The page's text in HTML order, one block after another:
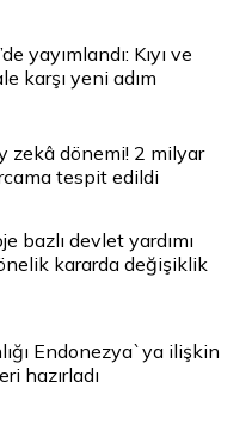
yayımlandı: Kıyı ve
karşı yeni adım
zekâ dönemi! 2 milyar
tespit edildi
bazlı devlet yardımı
kararda değişiklik
Endonezya`ya ilişkin
hazırladı